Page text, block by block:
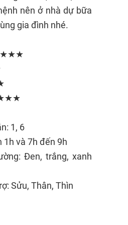
nên ở nhà dự bữa
gia đình nhé.
1, 6
1h và 7h đến 9h
Đen, trắng, xanh
Sửu, Thân, Thìn